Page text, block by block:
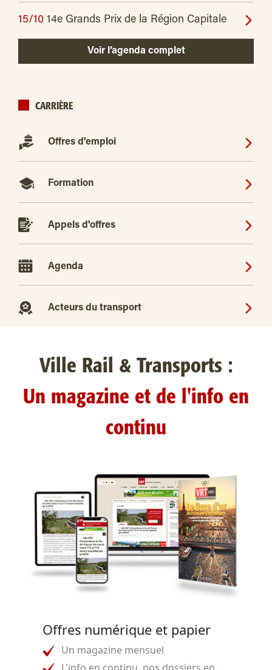
15/10 14e Grands Prix de la Région Capitale
Voir l’agenda complet
CARRIÈRE
Offres d'emploi
Formation
Appels d'offres
Agenda
Acteurs du transport
Ville Rail & Transports :
Un magazine et de l'info en
continu
Offres numérique et papier
Un magazine mensuel